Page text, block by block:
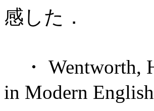
感した．
・ Wentworth,
in Modern